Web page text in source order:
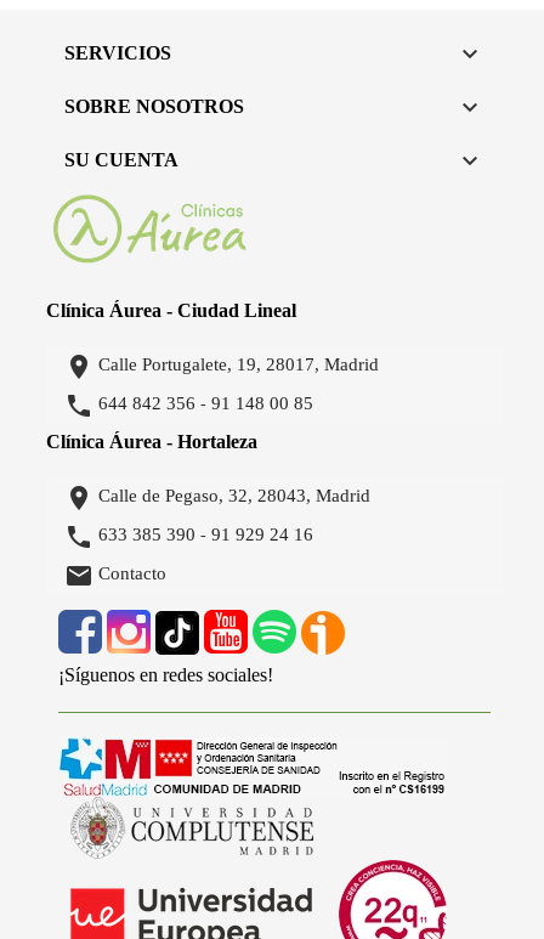
SERVICIOS 
SOBRE NOSOTROS 
SU CUENTA 
Clínica Áurea - Ciudad Lineal
 Calle Portugalete, 19, 28017, Madrid
 644 842 356 -91 148 00 85
Clínica Áurea - Hortaleza
 Calle de Pegaso, 32, 28043, Madrid
 633 385 390 -91 929 24 16
 Contacto
¡Síguenos en redes sociales!